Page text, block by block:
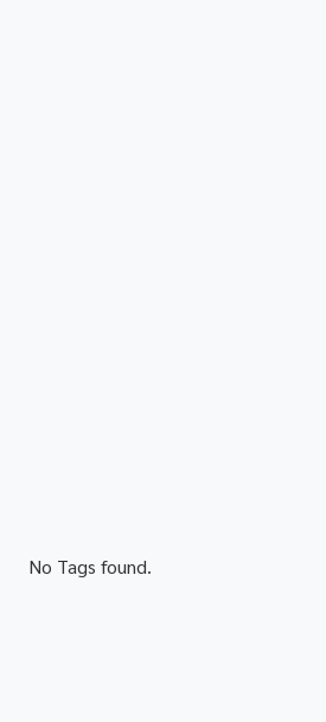
No Tags found.